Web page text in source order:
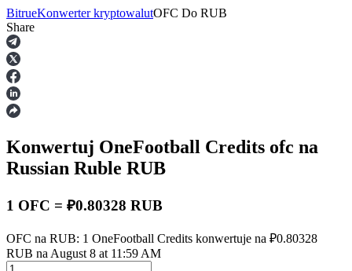
Kontrakty terminowe
Kontrakty terminowe na USDT
Kontrakty futures wykorzystujące USDT jako zabezpieczenie
BitrueKonwerter kryptowalutOFC Do RUB
Share
Konwertuj OneFootball Credits ofc na
Russian Ruble RUB
1 OFC = ₽0.80328 RUB
OFC na RUB: 1 OneFootball Credits konwertuje na ₽0.80328
RUB na August 8 at 11:59 AM